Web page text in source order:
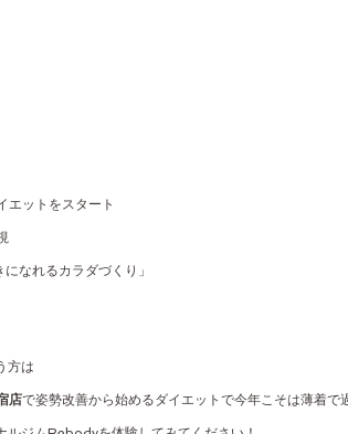
エットをスタート
なれるカラダづくり」
方は
店で姿勢改善から始めるダイエットで今年こそは薄着で